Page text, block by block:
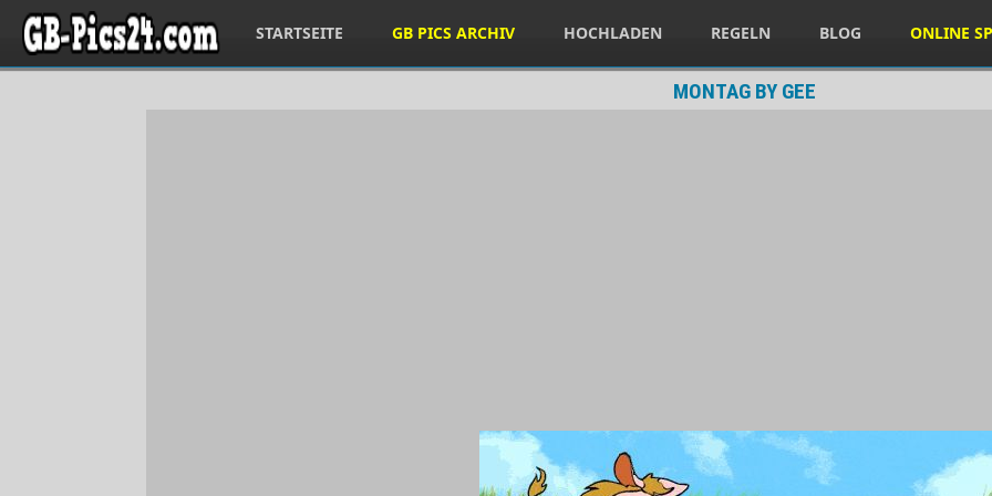
STARTSEITE GB PICS ARCHIV HOCHLADEN REGELN BLOG ONLINE
MONTAG BY GEE